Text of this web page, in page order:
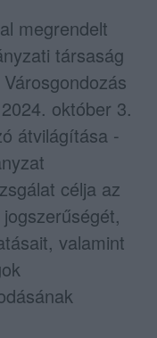
megrendelt
társaság
október 3.
átvilágítása -
célja az
valamint